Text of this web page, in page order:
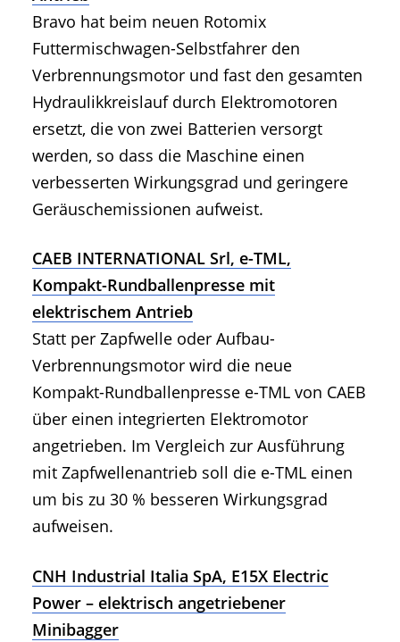
Bravo hat beim neuen Rotomix
Futtermischwagen-Selbstfahrer den
Verbrennungsmotor und fast den gesamten
Hydraulikkreislauf durch Elektromotoren
ersetzt, die von zwei Batterien versorgt
werden, so dass die Maschine einen
verbesserten Wirkungsgrad und geringere
Geräuschemissionen aufweist.
CAEB INTERNATIONAL Srl, e-TML,
Kompakt-Rundballenpresse mit
elektrischem Antrieb
Statt per Zapfwelle oder Aufbau-
Verbrennungsmotor wird die neue
Kompakt-Rundballenpresse e-TML von CAEB
über einen integrierten Elektromotor
angetrieben. Im Vergleich zur Ausführung
mit Zapfwellenantrieb soll die e-TML einen
um bis zu 30 % besseren Wirkungsgrad
aufweisen.
CNH Industrial Italia SpA, E15X Electric
Power – elektrisch angetriebener
Minibagger